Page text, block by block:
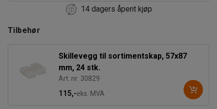
14 dagers åpent kjøp
Tilbehør
Skillevegg til sortimentskap, 57x87
mm, 24 stk.
Art. nr: 30829
115,-eks. MVA